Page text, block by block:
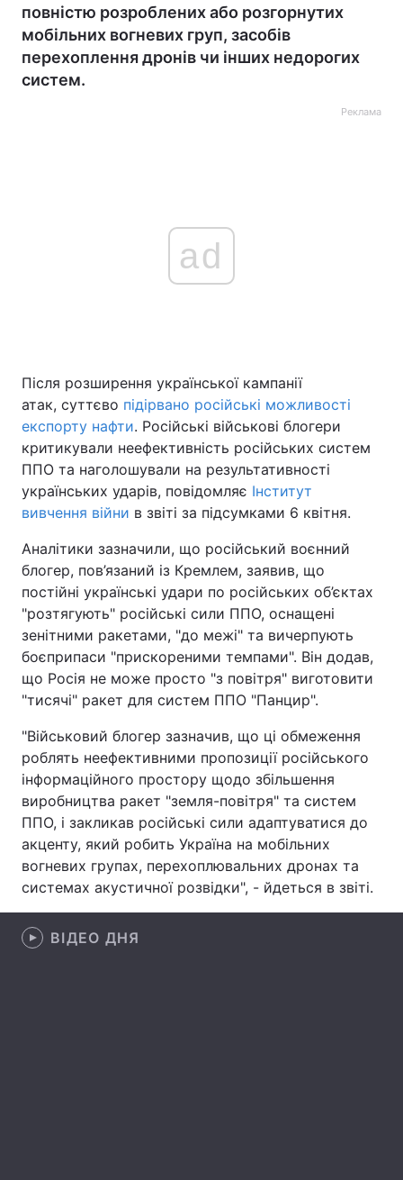
Економіка Світ
Спорт Наука
Техно і зв'язок Лайт
Зброя
Здоров'я Туризм
Цікавинки Погода
Екологія Регіони
Лонгріди
Інтерв'ю Думки
Архів Вакансії
Послуги
повністю розроблених або розгорнутих
мобільних вогневих груп, засобів
перехоплення дронів чи інших недорогих
систем.
Реклама
ad
Після розширення української кампанії
атак, суттєво підірвано російські можливості
експорту нафти. Російські військові блогери
критикували неефективність російських систем
ППО та наголошували на результативності
українських ударів, повідомляє Інститут
вивчення війни в звіті за підсумками 6 квітня.
Аналітики зазначили, що російський воєнний
блогер, пов’язаний із Кремлем, заявив, що
постійні українські удари по російських об’єктах
"розтягують" російські сили ППО, оснащені
зенітними ракетами, "до межі" та вичерпують
боєприпаси "прискореними темпами". Він додав,
що Росія не може просто "з повітря" виготовити
"тисячі" ракет для систем ППО "Панцир".
"Військовий блогер зазначив, що ці обмеження
роблять неефективними пропозиції російського
інформаційного простору щодо збільшення
виробництва ракет "земля-повітря" та систем
ППО, і закликав російські сили адаптуватися до
акценту, який робить Україна на мобільних
вогневих групах, перехоплювальних дронах та
системах акустичної розвідки", - йдеться в звіті.
ВІДЕО ДНЯ